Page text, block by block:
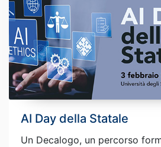
AI Day della Statale
Un Decalogo, un percorso